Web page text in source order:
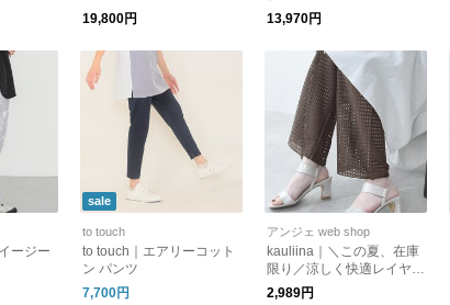
TROU
シン
19,800円
13,970円
ージー
sale
to touch
to touch｜エアリーコット
ン パンツ
7,700円
アンジェ web shop
kauliina｜＼この夏、在庫
限り／涼しく快適レイヤー
ド レースぺチパンツ
2,989円